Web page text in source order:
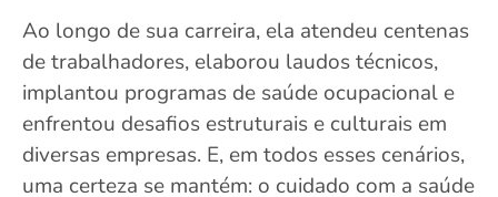
Ao longo de sua carreira, ela atendeu centenas
de trabalhadores, elaborou laudos técnicos,
implantou programas de saúde ocupacional e
enfrentou desafios estruturais e culturais em
diversas empresas. E, em todos esses cenários,
uma certeza se mantém: o cuidado com a saúde